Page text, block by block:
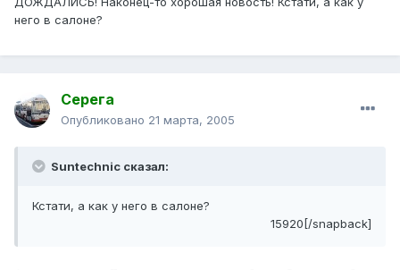
него в салоне?
Серега
Опубликовано 21 марта, 2005
Suntechnic сказал:
Кстати, а как у него в салоне?
15920[/snapback]